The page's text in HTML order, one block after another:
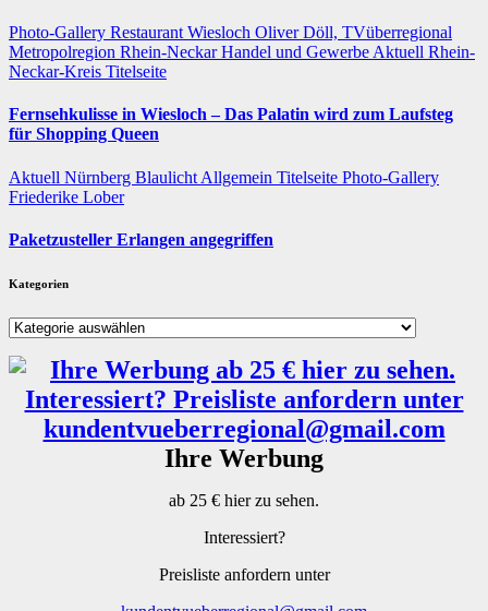
Photo-Gallery Restaurant Wiesloch Oliver Döll, TVüberregional
Metropolregion Rhein-Neckar Handel und Gewerbe Aktuell Rhein-
Neckar-Kreis Titelseite
Fernsehkulisse in Wiesloch – Das Palatin wird zum Laufsteg
für Shopping Queen
Aktuell Nürnberg Blaulicht Allgemein Titelseite Photo-Gallery
Friederike Lober
Paketzusteller Erlangen angegriffen
Kategorien
Kategorien
Ihre Werbung
ab 25 € hier zu sehen.
Interessiert?
Preisliste anfordern unter